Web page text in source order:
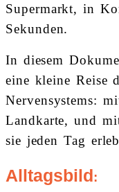
Supermarkt, in
Sekunden.
In diesem
eine kleine Reise
Nervensystems:
Landkarte, und
sie jeden Tag
Alltagsbild: